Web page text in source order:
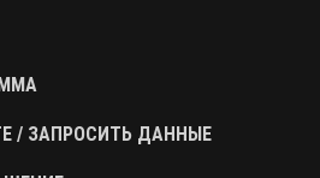
/ ЗАПРОСИТЬ ДАННЫЕ